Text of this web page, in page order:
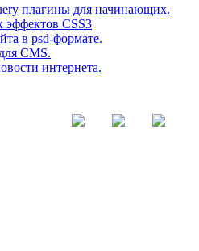
плагины для начинающих.
CSS3
в psd-формате.
CMS.
интернета.
вашего сайта |